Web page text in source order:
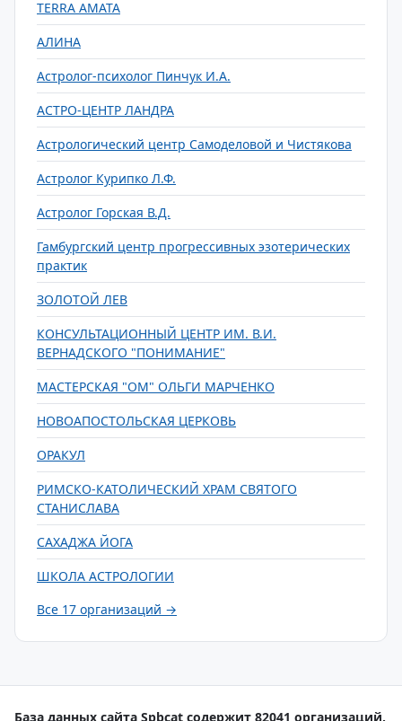
TERRA AMATA
АЛИНА
Астролог-психолог Пинчук И.А.
АСТРО-ЦЕНТР ЛАНДРА
Астрологический центр Самоделовой и Чистякова
Астролог Курипко Л.Ф.
Астролог Горская В.Д.
Гамбургский центр прогрессивных эзотерических
практик
ЗОЛОТОЙ ЛЕВ
КОНСУЛЬТАЦИОННЫЙ ЦЕНТР ИМ. В.И.
ВЕРНАДСКОГО "ПОНИМАНИЕ"
МАСТЕРСКАЯ "ОМ" ОЛЬГИ МАРЧЕНКО
НОВОАПОСТОЛЬСКАЯ ЦЕРКОВЬ
ОРАКУЛ
РИМСКО-КАТОЛИЧЕСКИЙ ХРАМ СВЯТОГО
СТАНИСЛАВА
САХАДЖА ЙОГА
ШКОЛА АСТРОЛОГИИ
Все 17 организаций →
База данных сайта Spbcat содержит 82041 организаций.